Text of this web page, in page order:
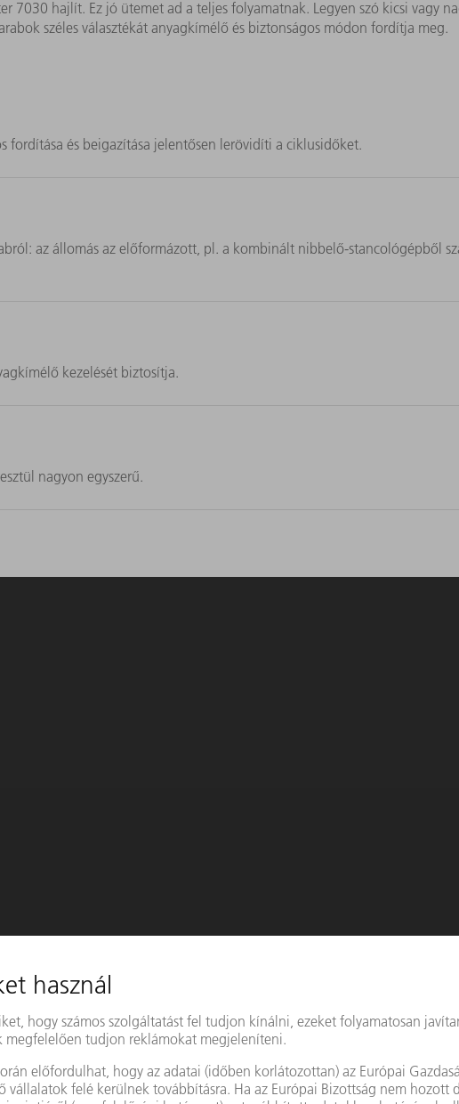
7030 hajlít. Ez jó ütemet ad a teljes folyamatnak. Legyen szó kicsi vagy
széles választékát anyagkímélő és biztonságos módon fordítja meg.
és beigazítása jelentősen lerövidíti a ciklusidőket.
az állomás az előformázott, pl. a kombinált nibbelő-stancológépből
kezelését biztosítja.
nagyon egyszerű.